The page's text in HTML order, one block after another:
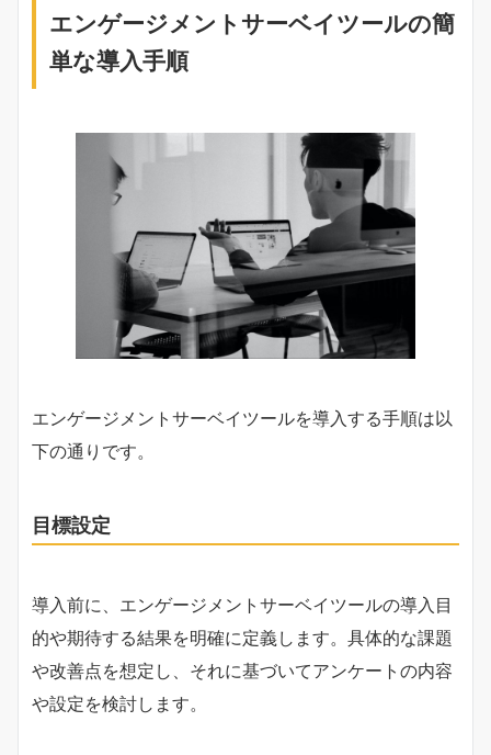
エンゲージメントサーベイツールの簡
単な導入手順
エンゲージメントサーベイツールを導入する手順は以
下の通りです。
目標設定
導入前に、エンゲージメントサーベイツールの導入目
的や期待する結果を明確に定義します。具体的な課題
や改善点を想定し、それに基づいてアンケートの内容
や設定を検討します。